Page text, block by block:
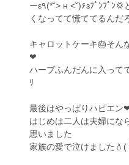
ーε٩(*˘> ʜ <˘)۶зﾌﾟﾝﾌﾟﾝ💢と思ったり、後でアパートから居な
くなってて慌ててるんだ
キャロットケーキ🎂そん
❤
ハーブふんだんに入って
ﾘ
最後はやっぱりハピエン
はじめは二人は夫婦にな
思いました
家族の愛で泣けました💧(